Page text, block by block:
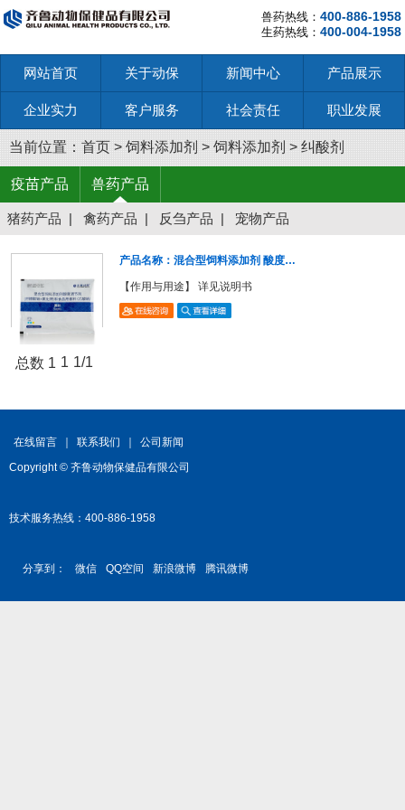
兽药热线： 400-886-1958
生药热线： 400-004-1958
网站首页 关于动保 新闻中心 产品展示
企业实力 客户服务 社会责任 职业发展
当前位置： 首页 >饲料添加剂 > 饲料添加剂 > 纠酸剂
疫苗产品 兽药产品
猪药产品 | 禽药产品 | 反刍产品 | 宠物产品
产品名称：混合型饲料添加剂 酸度…
【作用与用途】 详见说明书
总数 1 1 1/1
在线留言 联系我们
公司新闻
Copyright © 齐鲁动物保健品有限公司
技术服务热线：400-886-1958
分享到： 微信 QQ空间 新浪微博 腾讯微博